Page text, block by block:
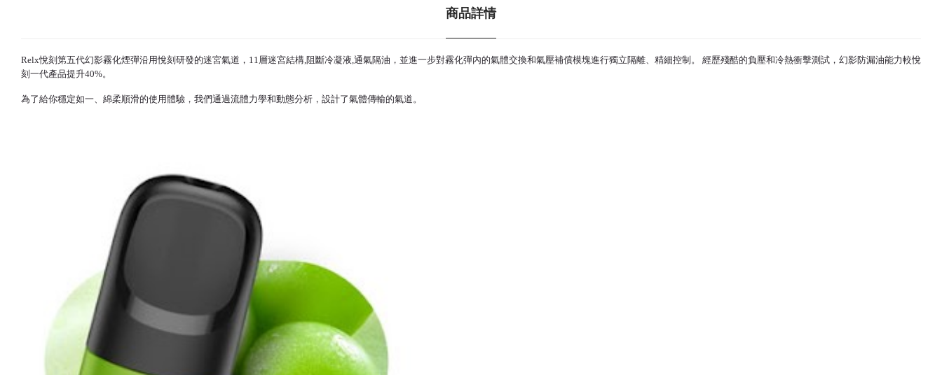
商品詳情
Relx悅刻 第五代幻影霧化煙彈沿用悅刻研發的迷宮氣道，11層迷宮結構,阻斷冷凝液,通氣隔油，並進一步對霧化彈內的氣體交換和氣壓補償模塊進行獨立隔離、精細控制。 經歷殘酷的負壓和冷熱衝擊測試，幻影防漏油能力較悅
刻 一代產品提升40%。
為了給你穩定如一、綿柔順滑的使用體驗，我們通過流體力學和動態分析，設計了氣體傳輸的氣道。